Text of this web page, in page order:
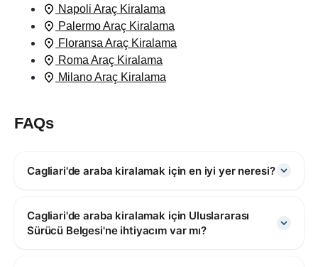
Napoli Araç Kiralama
Palermo Araç Kiralama
Floransa Araç Kiralama
Roma Araç Kiralama
Milano Araç Kiralama
FAQs
Cagliari'de araba kiralamak için en iyi yer neresi?
Cagliari'de araba kiralamak için Uluslararası
Sürücü Belgesi'ne ihtiyacım var mı?